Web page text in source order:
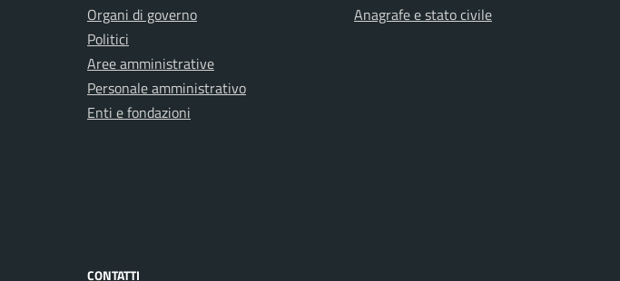
Organi di governo
Politici
Aree amministrative
Personale amministrativo
Enti e fondazioni
Anagrafe e stato civile
CONTATTI